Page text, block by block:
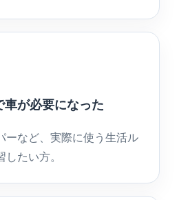
車が必要になった
ーなど、実際に使う生活ル
たい方。